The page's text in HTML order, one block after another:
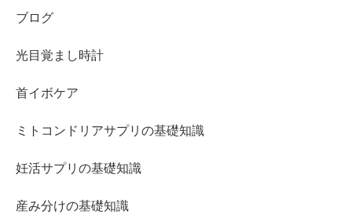
ブログ
光目覚まし時計
首イボケア
ミトコンドリアサプリの基礎知識
妊活サプリの基礎知識
産み分けの基礎知識